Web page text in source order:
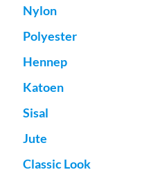
Nylon
Polyester
Hennep
Katoen
Sisal
Jute
Classic Look